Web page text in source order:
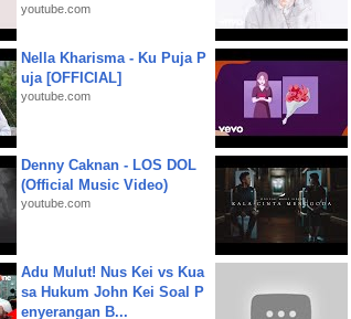
youtube.com
Nella Kharisma - Ku Puja P
uja [OFFICIAL]
youtube.com
Denny Caknan - LOS DOL
(Official Music Video)
youtube.com
Adu Mulut! Nus Kei vs Kua
sa Hukum John Kei Soal P
enyerangan B...